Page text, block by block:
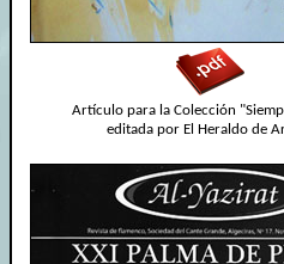
Artículo para la Colección
editada por El Heraldo de